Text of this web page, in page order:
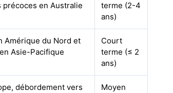
précoces en Australie
terme (2-4
ans)
Amérique du Nord et
Asie-Pacifique
Court
terme (≤ 2
ans)
débordement vers
Moyen